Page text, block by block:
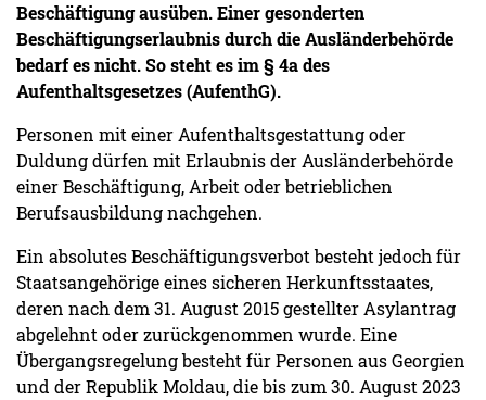
Beschäftigung ausüben. Einer gesonderten
Beschäftigungserlaubnis durch die Ausländerbehörde
bedarf es nicht. So steht es im § 4a des
Aufenthaltsgesetzes (AufenthG).
Personen mit einer Aufenthaltsgestattung oder
Duldung dürfen mit Erlaubnis der Ausländerbehörde
einer Beschäftigung, Arbeit oder betrieblichen
Berufsausbildung nachgehen.
Ein absolutes Beschäftigungsverbot besteht jedoch für
Staatsangehörige eines sicheren Herkunftsstaates,
deren nach dem 31. August 2015 gestellter Asylantrag
abgelehnt oder zurückgenommen wurde. Eine
Übergangsregelung besteht für Personen aus Georgien
und der Republik Moldau, die bis zum 30. August 2023